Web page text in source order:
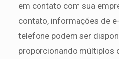
em contato com sua
contato, informações de
telefone podem ser
proporcionando múltiplos